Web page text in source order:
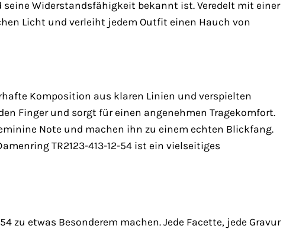
Widerstandsfähigkeit bekannt ist. Veredelt mit einer
Licht und verleiht jedem Outfit einen Hauch von
Komposition aus klaren Linien und verspielten
Finger und sorgt für einen angenehmen Tragekomfort.
Note und machen ihn zu einem echten Blickfang.
TR2123-413-12-54 ist ein vielseitiges
zu etwas Besonderem machen. Jede Facette, jede Gravur